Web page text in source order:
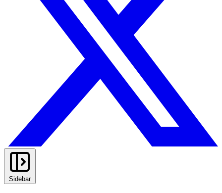
Sidebar